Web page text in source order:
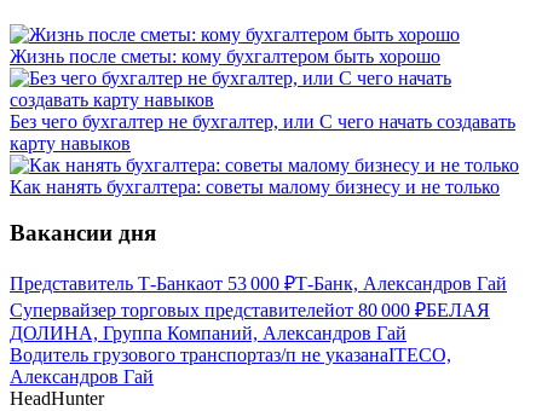
Жизнь после сметы: кому бухгалтером быть хорошо
Без чего бухгалтер не бухгалтер, или С чего начать создавать
карту навыков
Как нанять бухгалтера: советы малому бизнесу и не только
Вакансии дня
Представитель Т-Банкаот 53 000 ₽Т-Банк, Александров Гай
Супервайзер торговых представителейот 80 000 ₽БЕЛАЯ
ДОЛИНА, Группа Компаний, Александров Гай
Водитель грузового транспортаз/п не указанаITECO,
Александров Гай
HeadHunter